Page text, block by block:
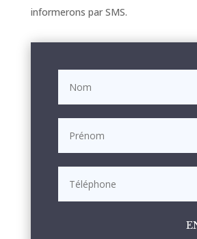
informerons par SMS.